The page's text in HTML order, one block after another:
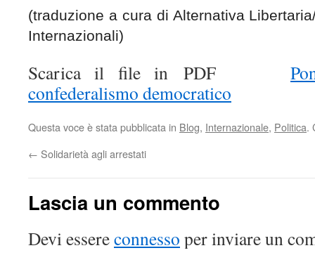
(traduzione a cura di Alternativa
Internazionali)
Scarica il file in PDF
confederalismo democratico
Questa voce è stata pubblicata in Blog, Internazionale, Politica.
← Solidarietà agli arrestati
Lascia un commento
Devi essereconnesso per inviare un